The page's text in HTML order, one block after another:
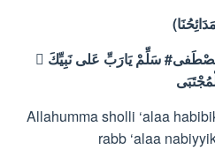
(مَدَائِحُنَا
#سَلِّمْ يَارَبِّ عَلى نَبِيِّكَ
Allahumma sholli ‘alaa
rabb ‘alaa